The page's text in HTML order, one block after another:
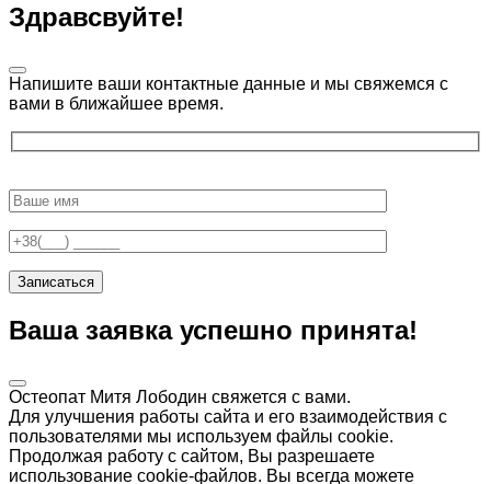
Здравсвуйте!
Напишите ваши контактные данные и мы свяжемся с
вами в ближайшее время.
Ваша заявка успешно принята!
Остеопат Митя Лободин свяжется с вами.
Для улучшения работы сайта и его взаимодействия с
пользователями мы используем файлы cookie.
Продолжая работу с сайтом, Вы разрешаете
использование cookie-файлов. Вы всегда можете